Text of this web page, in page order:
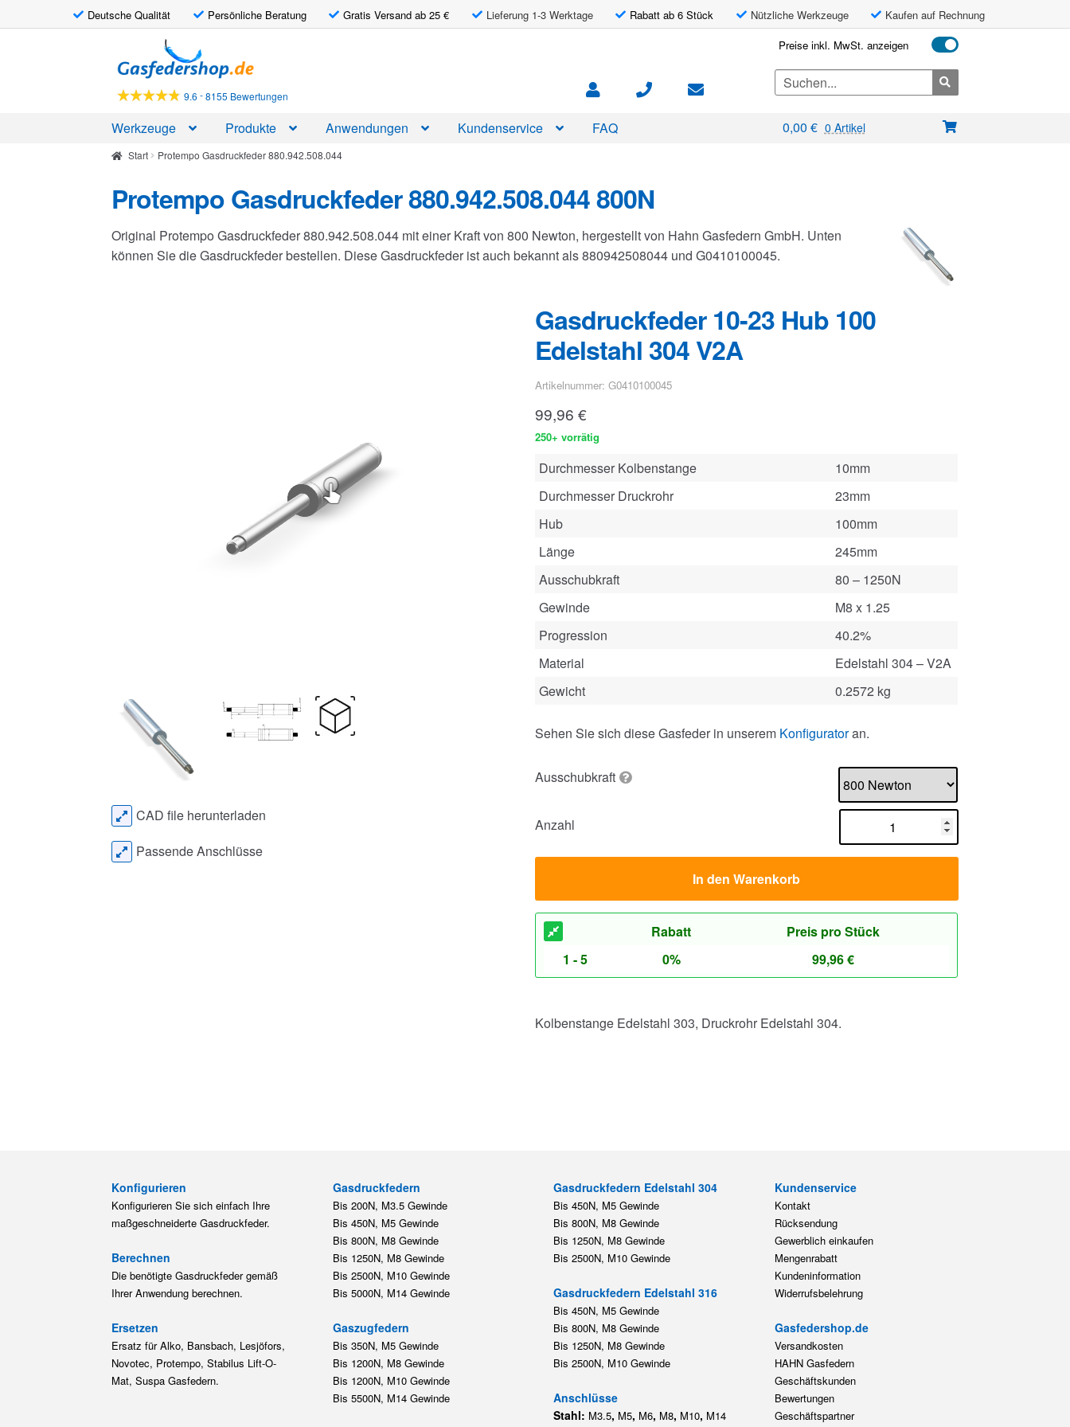
Deutsche Qualität Persönliche Beratung Gratis Versand ab 25 € Lieferung 1-3 Werktage Rabatt ab 6 Stück Nützliche Werkzeuge Kaufen auf Rechnung
Navigation
springen
Inhalt
springen
9.6 -8155 Bewertungen
Preise inkl. MwSt. anzeigen
Search
for:
Werkzeuge Produkte Anwendungen Kundenservice FAQ 0,00 € 0 Artikel
Start Protempo Gasdruckfeder 880.942.508.044
Protempo Gasdruckfeder 880.942.508.044 800N
Original Protempo Gasdruckfeder 880.942.508.044 mit einer Kraft von 800 Newton, hergestellt von Hahn Gasfedern GmbH. Unten
können Sie die Gasdruckfeder bestellen. Diese Gasdruckfeder ist auch bekannt als 880942508044 und G0410100045.
Gasdruckfeder 10-23 Hub 100
Edelstahl 304 V2A
Artikelnummer: G0410100045
99,96 €
250+ vorrätig
Durchmesser Kolbenstange
10mm
Durchmesser Druckrohr
23mm
Hub
100mm
Länge
245mm
Ausschubkraft
80 – 1250N
Gewinde
M8 x 1.25
Progression
40.2%
Material
Edelstahl 304 – V2A
Gewicht
0.2572 kg
Sehen Sie sich diese Gasfeder in unserem Konfiguratoran.
Ausschubkraft
Anzahl
In den Warenkorb
Rabatt
Preis pro Stück
1 - 5
0% 99,96€
Kolbenstange Edelstahl 303, Druckrohr Edelstahl 304.
CAD file herunterladen
Passende Anschlüsse
Konfigurieren
Konfigurieren Sie sich einfach Ihre
maßgeschneiderte Gasdruckfeder.
Berechnen
Die benötigte Gasdruckfeder gemäß
Ihrer Anwendung berechnen.
Ersetzen
Ersatz für Alko, Bansbach, Lesjöfors,
Novotec, Protempo, Stabilus Lift-O-
Mat, Suspa Gasfedern.
Gasdruckfedern
Bis 200N, M3.5 Gewinde
Bis 450N, M5 Gewinde
Bis 800N, M8 Gewinde
Bis 1250N, M8 Gewinde
Bis 2500N, M10 Gewinde
Bis 5000N, M14 Gewinde
Gaszugfedern
Bis 350N, M5 Gewinde
Bis 1200N, M8 Gewinde
Bis 1200N, M10 Gewinde
Bis 5500N, M14 Gewinde
Gasdruckfedern Edelstahl 304
Bis 450N, M5 Gewinde
Bis 800N, M8 Gewinde
Bis 1250N, M8 Gewinde
Bis 2500N, M10 Gewinde
Gasdruckfedern Edelstahl 316
Bis 450N, M5 Gewinde
Bis 800N, M8 Gewinde
Bis 1250N, M8 Gewinde
Bis 2500N, M10 Gewinde
Anschlüsse
Stahl: M3.5, M5, M6, M8, M10, M14
Kundenservice
Kontakt
Rücksendung
Gewerblich einkaufen
Mengenrabatt
Kundeninformation
Widerrufsbelehrung
Gasfedershop.de
Versandkosten
HAHN Gasfedern
Geschäftskunden
Bewertungen
Geschäftspartner